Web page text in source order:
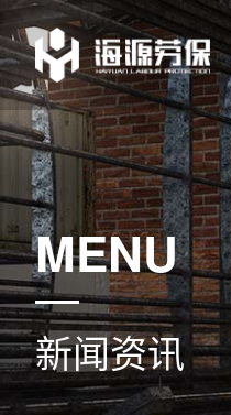
MENU
新闻资讯